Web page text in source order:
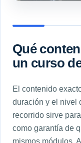
Qué
un curso
El contenido
duración y el nivel
recorrido sirve
como garantía de
mismos módulos.